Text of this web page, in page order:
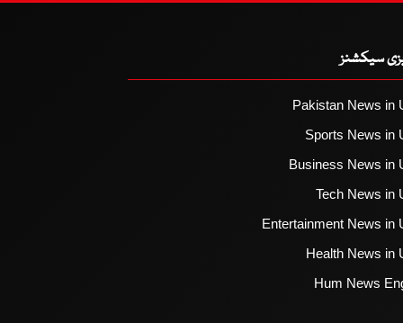
سیکشنز
Pakistan News in
Sports News in
Business News in
Tech News in
Entertainment News in
Health News in
Hum News